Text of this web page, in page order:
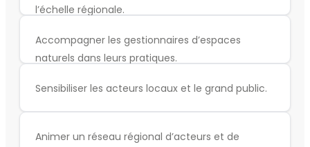
l’échelle régionale.
Accompagner les gestionnaires d’espaces
naturels dans leurs pratiques.
Sensibiliser les acteurs locaux et le grand public.
Animer un réseau régional d’acteurs et de